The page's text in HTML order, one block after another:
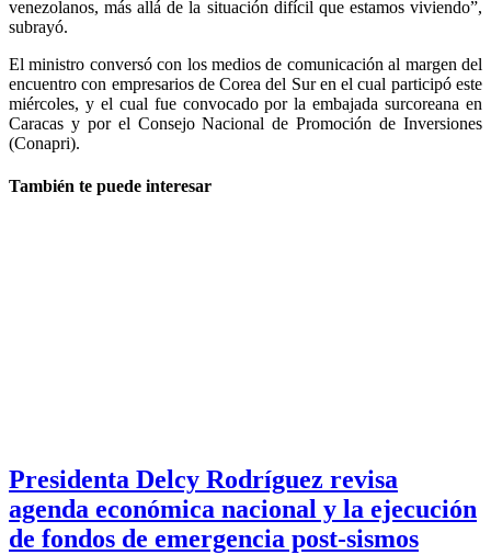
venezolanos, más allá de la situación difícil que estamos viviendo”,
subrayó.
El ministro conversó con los medios de comunicación al margen del
encuentro con empresarios de Corea del Sur en el cual participó este
miércoles, y el cual fue convocado por la embajada surcoreana en
Caracas y por el Consejo Nacional de Promoción de Inversiones
(Conapri).
También te puede interesar
Presidenta Delcy Rodríguez revisa
agenda económica nacional y la ejecución
de fondos de emergencia post-sismos